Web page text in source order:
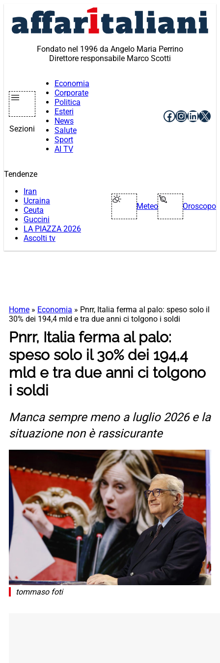
contenuto
Fondato nel 1996 da Angelo Maria Perrino
Direttore responsabile Marco Scotti
Sezioni
Economia
Corporate
Politica
Esteri
News
Salute
Sport
AI TV
Facebook
X
Tendenze
Iran
Ucraina
Ceuta
Guccini
LA PIAZZA 2026
Ascolti tv
Meteo Oroscopo
Home » Economia » Pnrr, Italia ferma al palo: speso solo il
30% dei 194,4 mld e tra due anni ci tolgono i soldi
Pnrr, Italia ferma al palo:
speso solo il 30% dei 194,4
mld e tra due anni ci tolgono
i soldi
Manca sempre meno a luglio 2026 e la
situazione non è rassicurante
tommaso foti